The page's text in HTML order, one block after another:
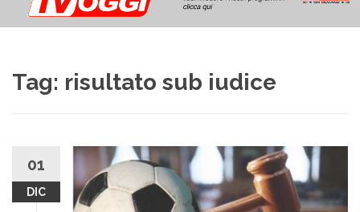
contenuto
Tag: risultato sub iudice
01
DIC